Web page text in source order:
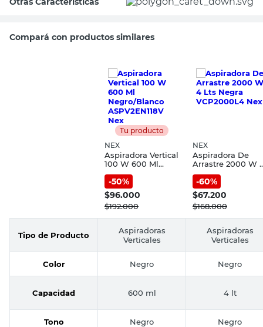
Compará con productos similares
Tu producto
NEX
Aspiradora Vertical
100 W 600 Ml
Negro/Blanco
ASPV2EN118V Nex
-50%
$96.000
$192.000
NEX
Aspiradora De
Arrastre 2000 W
Lts Negra
VCP2000L4 Nex
-60%
$67.200
$168.000
Tipo de Producto
Aspiradoras
Verticales
Aspiradoras
Verticales
Color Negro Negro
Capacidad 600 ml 4 lt
Tono Negro Negro